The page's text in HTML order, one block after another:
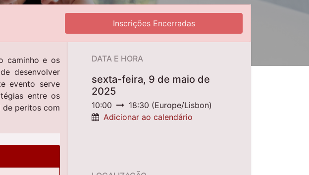
Inscrições Encerradas
caminho e os
desenvolver
evento serve
entre os
de peritos com
DATA E HORA
sexta-feira, 9 de maio de
2025
10:00 18:30 (Europe/Lisbon)
Adicionar ao calendário